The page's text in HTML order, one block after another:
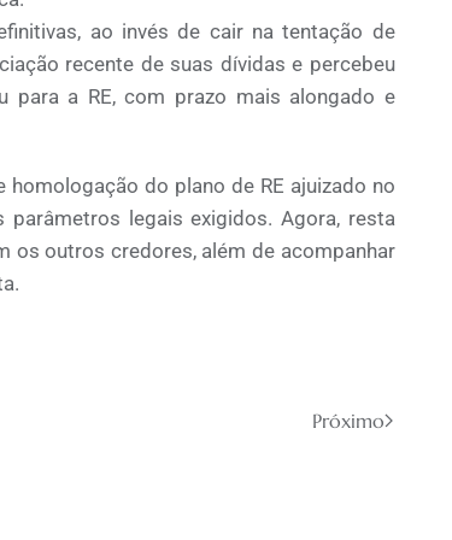
ao invés de cair na tentação de
recente de suas dívidas e percebeu
para a RE, com prazo mais alongado e
do plano de RE ajuizado no
legais exigidos. Agora, resta
os outros credores, além de acompanhar
Próximo